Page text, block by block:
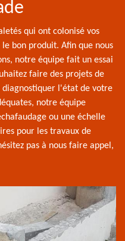
qui ont colonisé vos
bon produit. Afin que nous
notre équipe fait un essai
faire des projets de
diagnostiquer l'état de votre
notre équipe
ou une échelle
pour les travaux de
pas à nous faire appel,